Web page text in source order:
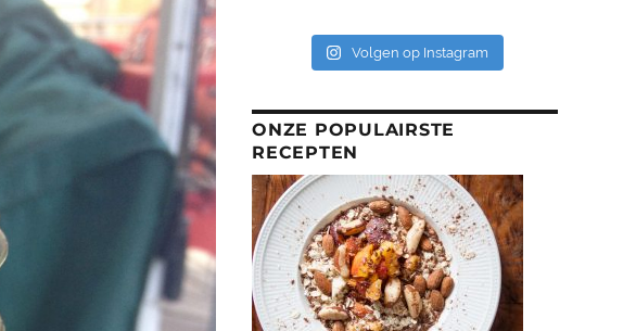
Volgen op Instagram
ONZE POPULAIRSTE
RECEPTEN